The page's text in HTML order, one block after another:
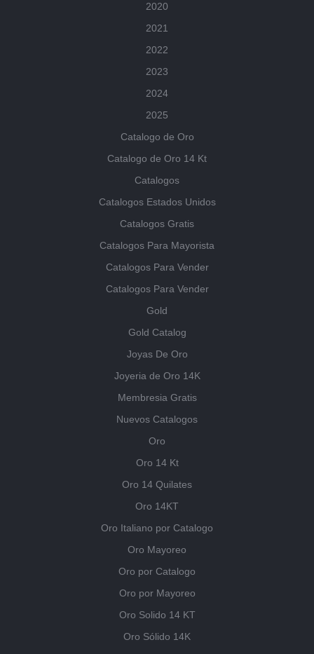
2020
2021
2022
2023
2024
2025
Catalogo de Oro
Catalogo de Oro 14 Kt
Catalogos
Catalogos Estados Unidos
Catalogos Gratis
Catalogos Para Mayorista
Catalogos Para Vender
Catalogos Para Vender
Gold
Gold Catalog
Joyas De Oro
Joyeria de Oro 14K
Membresia Gratis
Nuevos Catalogos
Oro
Oro 14 Kt
Oro 14 Quilates
Oro 14KT
Oro Italiano por Catalogo
Oro Mayoreo
Oro por Catalogo
Oro por Mayoreo
Oro Solido 14 KT
Oro Sólido 14K